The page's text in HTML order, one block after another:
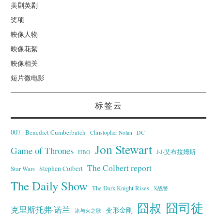
美剧英剧
奖项
映像人物
映像花絮
映像相关
短片微电影
标签云
007 Benedict Cumberbatch Christopher Nolan DC
Game of Thrones HBO Jon Stewart J·J·艾布拉姆斯
Star Wars Stephen Colbert The Colbert report
The Daily Show The Dark Knight Rises X战警
克里斯托弗·诺兰 冰与火之歌 变形金刚 囧叔 囧司徒